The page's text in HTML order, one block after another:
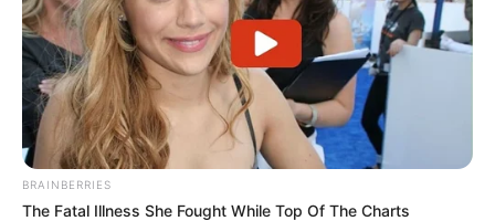
BRAINBERRIES
The Fatal Illness She Fought While Top Of The Charts